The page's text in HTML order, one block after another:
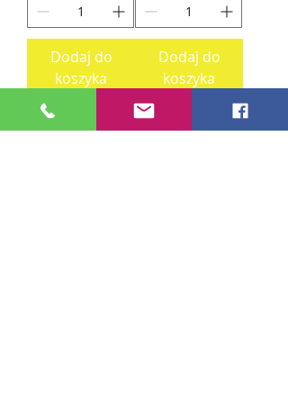
Dodaj do
koszyka
Dodaj do
koszyka